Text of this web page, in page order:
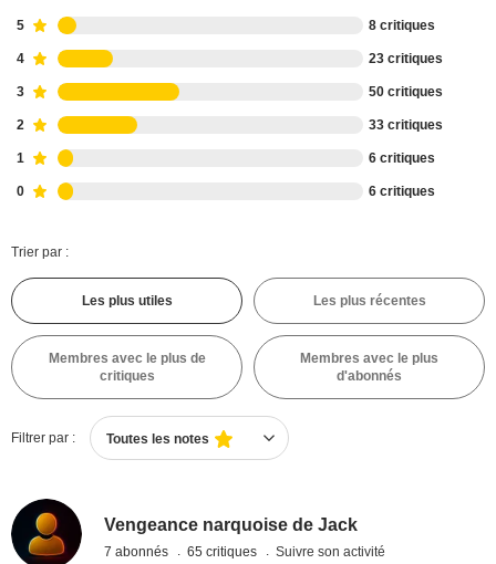
5 8 critiques
4 23 critiques
3 50 critiques
2 33 critiques
1 6 critiques
0 6 critiques
Trier par :
Les plus utiles Les plus récentes
Membres avec le plus de
critiques
Membres avec le plus
d'abonnés
Filtrer par : Toutes les notes
Vengeance narquoise de Jack
7 abonnés 65 critiques Suivre son activité